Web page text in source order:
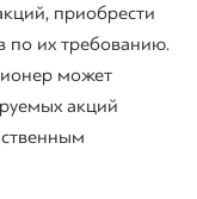
приобрести
по их требованию.
может
акций